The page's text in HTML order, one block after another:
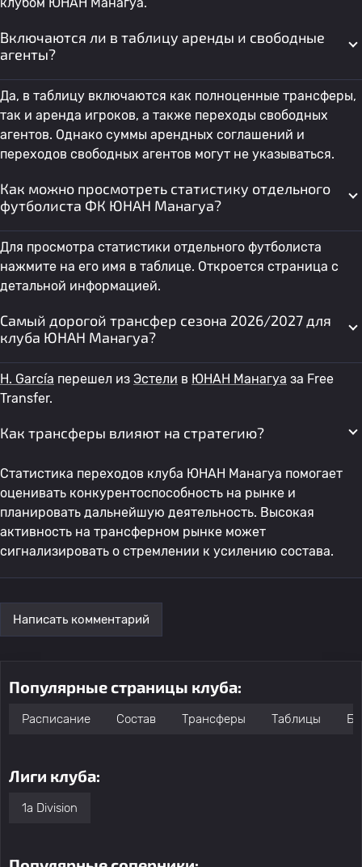
Включаются ли в таблицу аренды и свободные
агенты?
Да, в таблицу включаются как полноценные трансферы,
так и аренда игроков, а также переходы свободных
агентов. Однако суммы арендных соглашений и
переходов свободных агентов могут не указываться.
Как можно просмотреть статистику отдельного
футболиста ФК ЮНАН Манагуа?
Для просмотра статистики отдельного футболиста
нажмите на его имя в таблице. Откроется страница с
детальной информацией.
Самый дорогой трансфер сезона 2026/2027 для
клуба ЮНАН Манагуа?
H. García перешел из Эстели в ЮНАН Манагуа за Free
Transfer.
Как трансферы влияют на стратегию?
Статистика переходов клуба ЮНАН Манагуа помогает
оценивать конкурентоспособность на рынке и
планировать дальнейшую деятельность. Высокая
активность на трансферном рынке может
сигнализировать о стремлении к усилению состава.
Написать комментарий
Популярные страницы клуба:
Расписание Состав Трансферы Таблицы
Лиги клуба:
1a Division